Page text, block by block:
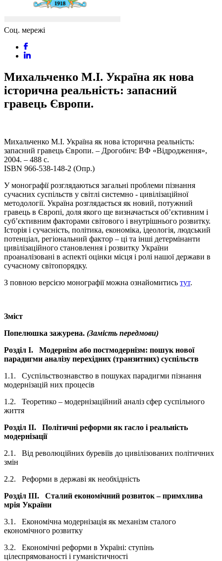
Соц. мережі
Михальченко М.І. Україна як нова
історична реальність: запасний
гравець Європи.
Михальченко М.І. Україна як нова історична реальність:
запасний гравець Європи. – Дрогобич: ВФ «Відродження»,
2004. – 488 с.
ISBN 966-538-148-2 (Опр.)
У монографії розглядаються загальні проблеми пізнання
сучасних суспільств у світлі системно - цивілізаційної
методології. Україна розглядається як новий, потужний
гравець в Європі, доля якого ще визначається об’єктивним і
суб’єктивним факторами світового і внутрішнього розвитку.
Історія і сучасність, політика, економіка, ідеологія, людський
потенціал, регіональний фактор – ці та інші детермінанти
цивілізаційного становлення і розвитку України
проаналізовані в аспекті оцінки місця і ролі нашої держави в
сучасному світопорядку.
З повною версією монографії можна ознайомитись тут.
Зміст
Попелюшка зажурена. (Замість передмови)
Розділ I. Модернізм або постмодернізм: пошук нової
парадигми аналізу перехідних (транзитних) суспільств
1.1. Суспільствознавство в пошуках парадигми пізнання
модернізацій них процесів
1.2. Теоретико – модернізаційний аналіз сфер суспільного
життя
Розділ II. Політичні реформи як гасло і реальність
модернізації
2.1. Від революційних буревіїв до цивілізованих політичних
змін
2.2. Реформи в державі як необхідність
Розділ III. Сталий економічний розвиток – примхлива
мрія України
3.1. Економічна модернізація як механізм сталого
економічного розвитку
3.2. Економічні реформи в Україні: ступінь
цілеспрямованості і гуманістичності